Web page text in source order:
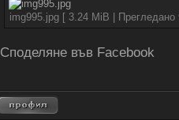
img995.jpg [ 3.24 MiB | Прегледано
Споделяне във Facebook